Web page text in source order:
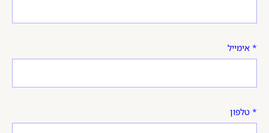
אימייל
טלפון